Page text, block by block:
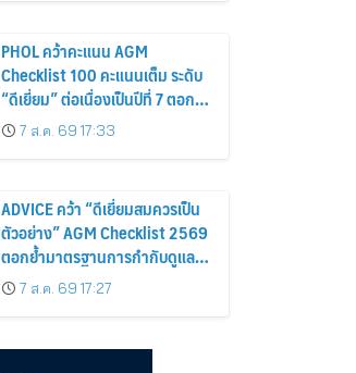
PHOL คว้าคะแนน AGM
Checklist 100 คะแนนเต็ม ระดับ
“ดีเยี่ยม” ต่อเนื่องเป็นปีที่ 7 ตอกย้ำ
การดำเนินธุรกิจตามหลักธรรมาภิ
บาล โปร่งใส สร้างความเชื่อมั่นผู้
7 ส.ค. 69 17:33
ADVICE คว้า “ดีเยี่ยมสมควรเป็น
ตัวอย่าง” AGM Checklist 2569
ตอกย้ำมาตรฐานการกำกับดูแล
กิจการที่ดี
7 ส.ค. 69 17:27